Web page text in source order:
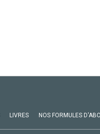
LIVRES NOS FORMULES